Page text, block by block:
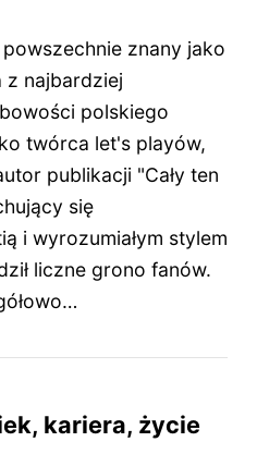
znany jako
z najbardziej
polskiego
twórca let's playów,
publikacji "Cały ten
się
i wyrozumiałym stylem
liczne grono fanów.
kariera, życie